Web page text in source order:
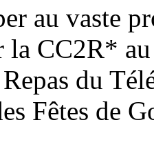
au vaste
la CC2R*
du
Fêtes de